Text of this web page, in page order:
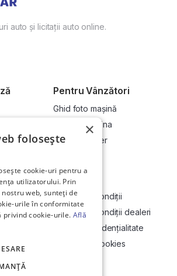
auto și licitații auto online.
Pentru Vânzători
Ghid foto mașină
Vinde-ți mașina
Devino dealer
litigiilor
Compania
Termeni și condiții
Termeni și condiții dealeri
Politică confidențialitate
Politica de cookies
×
folosește
cookie-uri pentru a
utilizatorului. Prin
web, sunteți de
urile în conformitate
privind cookie-urile. Află